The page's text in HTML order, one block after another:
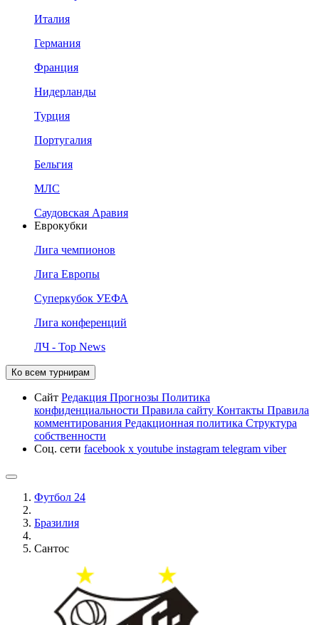
Италия
Германия
Франция
Нидерланды
Турция
Португалия
Бельгия
МЛС
Саудовская Аравия
Еврокубки
Лига чемпионов
Лига Европы
Суперкубок УЕФА
Лига конференций
ЛЧ - Top News
Ко всем турнирам
Сайт Редакция Прогнозы Политика
конфиденциальности Правила сайту Контакты Правила
комментирования Редакционная политика Структура
собственности
Соц. сети facebook x youtube instagram telegram viber
Футбол 24
Бразилия
Сантос